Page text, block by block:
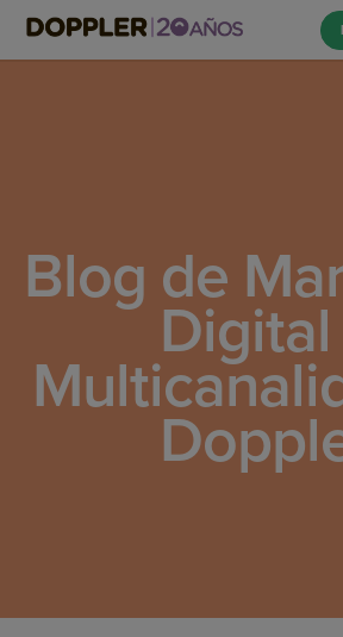
Blog de